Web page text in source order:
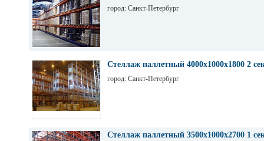
ВА55-43 341850 1600А;
ВА56-43
город: Санкт-Петербург
Стеллаж паллетный 4000х1000х1800 2
город: Санкт-Петербург
Стеллаж паллетный 3500х1000х2700 1